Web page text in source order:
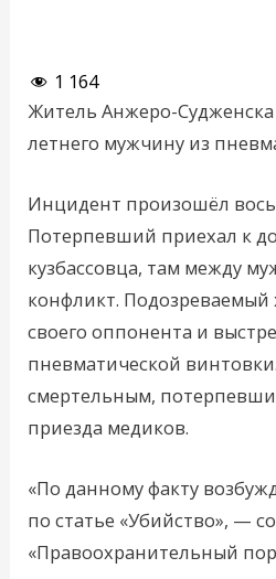
1 164
Житель Анжеро-Судженска
летнего мужчину из
Инцидент произошёл
Потерпевший приехал к
кузбассовца, там между
конфликт. Подозреваемый
своего оппонента и
пневматической
смертельным,
приезда медиков.
«По данному факту
по статье «Убийство», —
«Правоохранительный